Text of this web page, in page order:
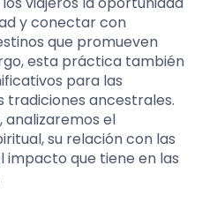
y conectar con
que promueven
esta práctica también
para las
tradiciones ancestrales.
analizaremos el
su relación con las
que tiene en las